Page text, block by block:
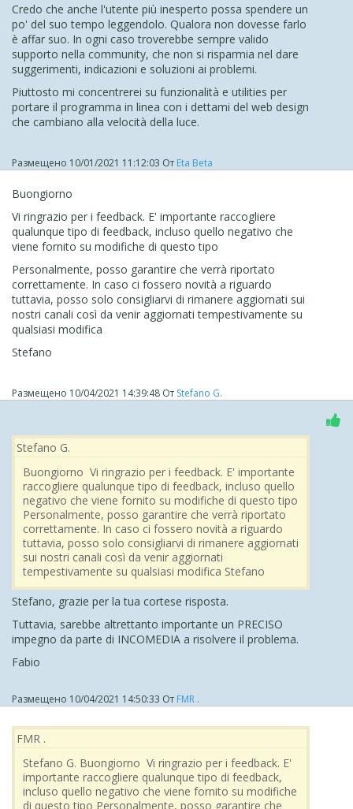
Credo che anche l'utente più inesperto possa spendere un
po' del suo tempo leggendolo. Qualora non dovesse farlo
è affar suo. In ogni caso troverebbe sempre valido
supporto nella community, che non si risparmia nel dare
suggerimenti, indicazioni e soluzioni ai problemi.
Piuttosto mi concentrerei su funzionalità e utilities per
portare il programma in linea con i dettami del web design
che cambiano alla velocità della luce.
Размещено 10/01/2021 11:12:03 От Eta Beta
Buongiorno
Vi ringrazio per i feedback. E' importante raccogliere
qualunque tipo di feedback, incluso quello negativo che
viene fornito su modifiche di questo tipo
Personalmente, posso garantire che verrà riportato
correttamente. In caso ci fossero novità a riguardo
tuttavia, posso solo consigliarvi di rimanere aggiornati sui
nostri canali così da venir aggiornati tempestivamente su
qualsiasi modifica
Stefano
Размещено 10/04/2021 14:39:48 От Stefano G.
Stefano G.
Buongiorno Vi ringrazio per i feedback. E' importante
raccogliere qualunque tipo di feedback, incluso quello
negativo che viene fornito su modifiche di questo tipo
Personalmente, posso garantire che verrà riportato
correttamente. In caso ci fossero novità a riguardo
tuttavia, posso solo consigliarvi di rimanere aggiornati
sui nostri canali così da venir aggiornati
tempestivamente su qualsiasi modifica Stefano
Stefano, grazie per la tua cortese risposta.
Tuttavia, sarebbe altrettanto importante un PRECISO
impegno da parte di INCOMEDIA a risolvere il problema.
Fabio
Размещено 10/04/2021 14:50:33 От FMR .
FMR .
Stefano G. Buongiorno Vi ringrazio per i feedback. E'
importante raccogliere qualunque tipo di feedback,
incluso quello negativo che viene fornito su modifiche
di questo tipo Personalmente, posso garantire che